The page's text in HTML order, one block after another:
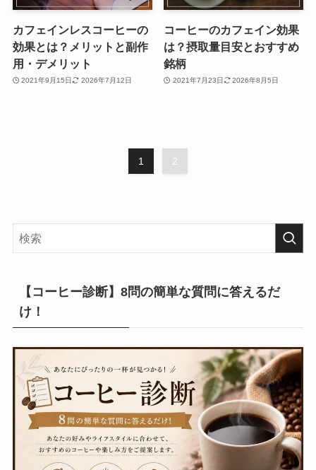
カフェインレスコーヒーの
効果とは？メリットと副作
用・デメリット
2021年9月15日 2026年7月12日
コーヒーのカフェイン効果
は？摂取量目安とおすすめ
銘柄
2021年7月23日 2026年8月5日
1 2
【コーヒー診断】8問の簡単な質問に答えるだ
け！